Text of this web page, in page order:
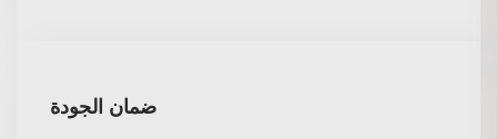
ضمان الجودة